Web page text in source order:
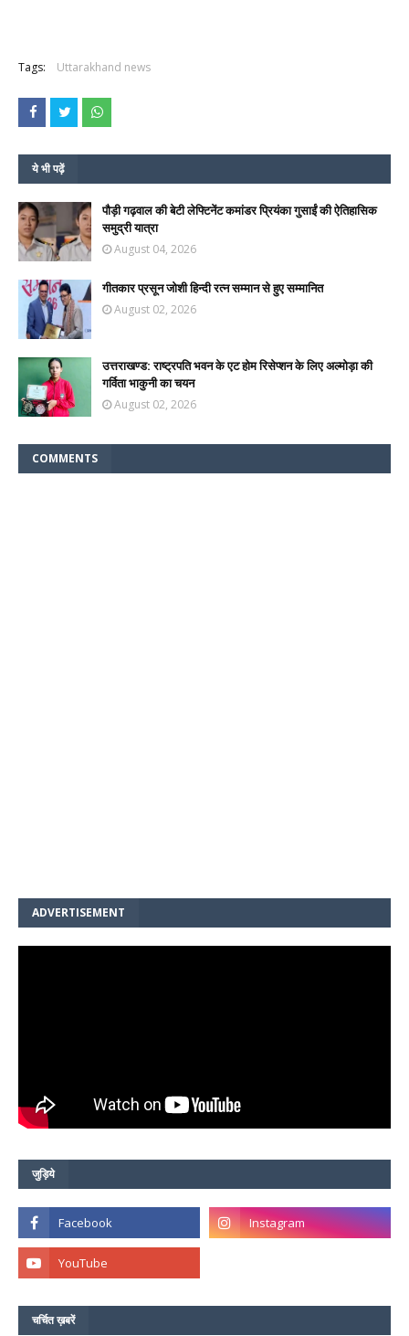
Tags: Uttarakhand news
ये भी पढ़ें
पौड़ी गढ़वाल की बेटी लेफ्टिनेंट कमांडर प्रियंका गुसाईं की ऐतिहासिक
समुद्री यात्रा
August 04, 2026
गीतकार प्रसून जोशी हिन्दी रत्न सम्मान से हुए सम्मानित
August 02, 2026
उत्तराखण्ड: राष्ट्रपति भवन के एट होम रिसेप्शन के लिए अल्मोड़ा की
गर्विता भाकुनी का चयन
August 02, 2026
COMMENTS
ADVERTISEMENT
जुड़िये
चर्चित ख़बरें